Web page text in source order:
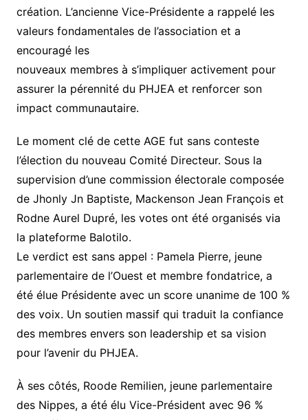
création. L’ancienne Vice-Présidente a rappelé les
valeurs fondamentales de l’association et a
encouragé les
nouveaux membres à s’impliquer activement pour
assurer la pérennité du PHJEA et renforcer son
impact communautaire.
Le moment clé de cette AGE fut sans conteste
l’élection du nouveau Comité Directeur. Sous la
supervision d’une commission électorale composée
de Jhonly Jn Baptiste, Mackenson Jean François et
Rodne Aurel Dupré, les votes ont été organisés via
la plateforme Balotilo.
Le verdict est sans appel : Pamela Pierre, jeune
parlementaire de l’Ouest et membre fondatrice, a
été élue Présidente avec un score unanime de 100 %
des voix. Un soutien massif qui traduit la confiance
des membres envers son leadership et sa vision
pour l’avenir du PHJEA.
À ses côtés, Roode Remilien, jeune parlementaire
des Nippes, a été élu Vice-Président avec 96 %